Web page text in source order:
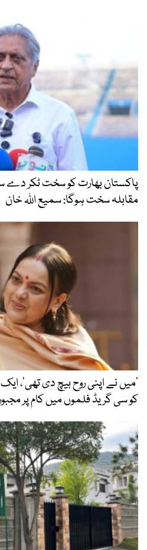
پاکستان بھارت کو سخت ٹکر دے
مقابلہ سخت ہوگا: سمیع اللہ خان
’میں نے اپنی روح بیچ دی تھی‘،
کو سی گریڈ فلموں میں کام پر